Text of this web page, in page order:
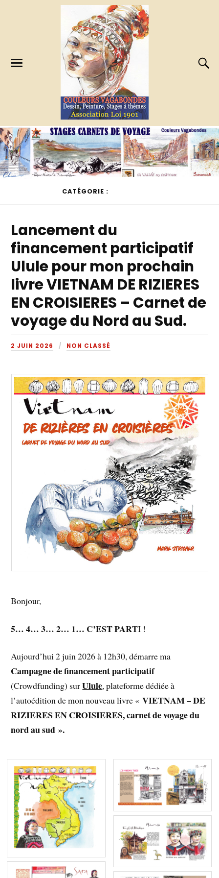
CATÉGORIE :
Lancement du
financement participatif
Ulule pour mon prochain
livre VIETNAM DE RIZIERES
EN CROISIERES – Carnet de
voyage du Nord au Sud.
2 JUIN 2026 NON CLASSÉ
Bonjour,
5… 4… 3… 2… 1… C’EST PARTI !
Aujourd’hui 2 juin 2026 à 12h30, démarre ma
Campagne de financement participatif
(Crowdfunding) surUlule, plateforme dédiée à
l’autoédition de mon nouveau livre «VIETNAM – DE
RIZIERES EN CROISIERES, carnet de voyage du
nord au sud ».